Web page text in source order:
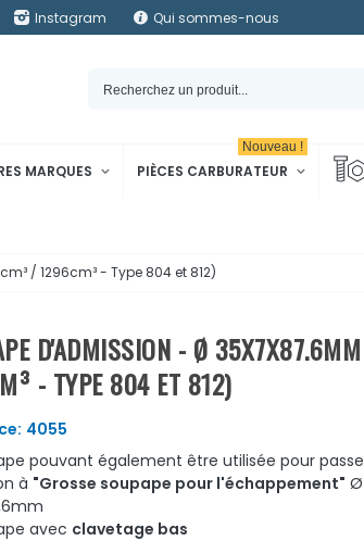
Instagram Qui sommes-nous
MARQUES PIÈCES CARBURATEUR
Nouveau !
/ 1296cm³ - Type 804 et 812)
D'ADMISSION - Ø
- TYPE 804 ET 812)
4055
pouvant également être utilisée pour
à "Grosse soupape pour l'échappement" Ø
avec clavetage bas